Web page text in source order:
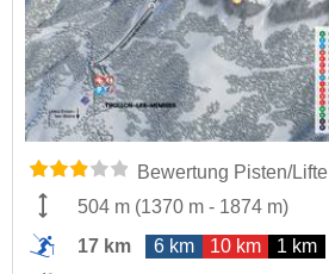
Bewertung Pisten/Lifte
504 m (1370 m - 1874 m)
17 km
6 km 10 km 1 km